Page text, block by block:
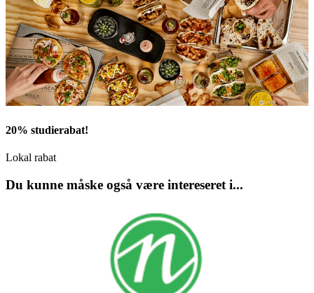
20% studierabat!
Lokal rabat
Du kunne måske også være intereseret i...